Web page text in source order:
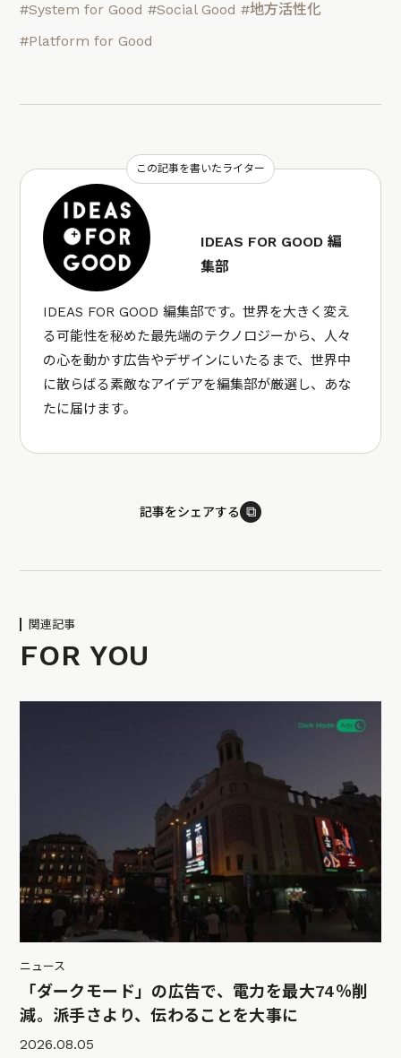
#System for Good #Social Good #地方活性化
#Platform for Good
この記事を書いたライター
IDEAS FOR GOOD 編
集部
IDEAS FOR GOOD 編集部です。世界を大きく変え
る可能性を秘めた最先端のテクノロジーから、人々
の心を動かす広告やデザインにいたるまで、世界中
に散らばる素敵なアイデアを編集部が厳選し、あな
たに届けます。
記事をシェアする ⧉
関連記事
FOR YOU
ニュース
「ダークモード」の広告で、電力を最大74％削
減。派手さより、伝わることを大事に
2026.08.05